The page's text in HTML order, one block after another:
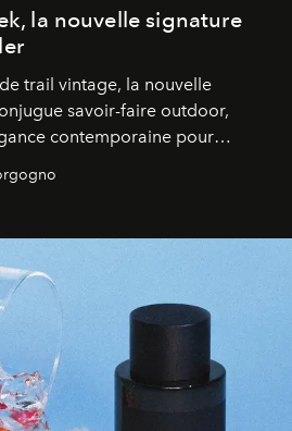
la nouvelle signature
trail vintage, la nouvelle
savoir-faire outdoor,
contemporaine pour
du quotidien.